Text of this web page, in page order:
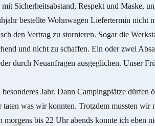
Sicherheitsabstand, Respekt und Maske,
bestellte Wohnwagen Liefertermin nicht
den Vertrag zu stornieren. Sogar die
und nicht zu schaffen. Ein oder zwei
durch Neuanfragen ausgeglichen. Unser
besonderes Jahr. Dann Campingplätze
was wir konnten. Trotzdem mussten
morgens bis 22 Uhr abends konnte ich eben